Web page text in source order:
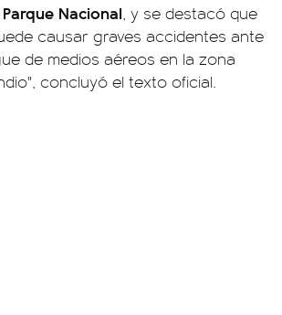
Nacional, y se destacó que
causar graves accidentes ante
de medios aéreos en la zona
concluyó el texto oficial.